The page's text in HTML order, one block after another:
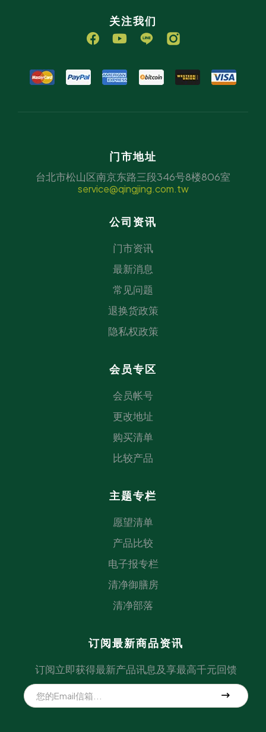
关注我们
门市地址
台北市松山区南京东路三段346号8楼806室
service@qingjing.com.tw
公司资讯
门市资讯
最新消息
常见问题
退换货政策
隐私权政策
会员专区
会员帐号
更改地址
购买清单
比较产品
主题专栏
愿望清单
产品比较
电子报专栏
清净御膳房
清净部落
订阅最新商品资讯
订阅立即获得最新产品讯息及享最高千元回馈